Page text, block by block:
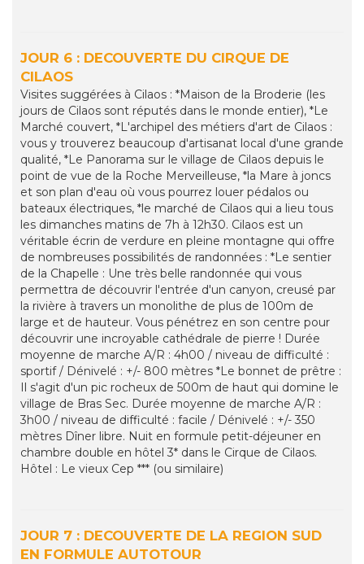
JOUR 6 : DECOUVERTE DU CIRQUE DE
CILAOS
Visites suggérées à Cilaos : *Maison de la Broderie (les
jours de Cilaos sont réputés dans le monde entier), *Le
Marché couvert, *L'archipel des métiers d'art de Cilaos :
vous y trouverez beaucoup d'artisanat local d'une grande
qualité, *Le Panorama sur le village de Cilaos depuis le
point de vue de la Roche Merveilleuse, *la Mare à joncs
et son plan d'eau où vous pourrez louer pédalos ou
bateaux électriques, *le marché de Cilaos qui a lieu tous
les dimanches matins de 7h à 12h30. Cilaos est un
véritable écrin de verdure en pleine montagne qui offre
de nombreuses possibilités de randonnées : *Le sentier
de la Chapelle : Une très belle randonnée qui vous
permettra de découvrir l'entrée d'un canyon, creusé par
la rivière à travers un monolithe de plus de 100m de
large et de hauteur. Vous pénétrez en son centre pour
découvrir une incroyable cathédrale de pierre ! Durée
moyenne de marche A/R : 4h00 / niveau de difficulté :
sportif / Dénivelé : +/- 800 mètres *Le bonnet de prêtre :
Il s'agit d'un pic rocheux de 500m de haut qui domine le
village de Bras Sec. Durée moyenne de marche A/R :
3h00 / niveau de difficulté : facile / Dénivelé : +/- 350
mètres Dîner libre. Nuit en formule petit-déjeuner en
chambre double en hôtel 3* dans le Cirque de Cilaos.
Hôtel : Le vieux Cep *** (ou similaire)
JOUR 7 : DECOUVERTE DE LA REGION SUD
EN FORMULE AUTOTOUR